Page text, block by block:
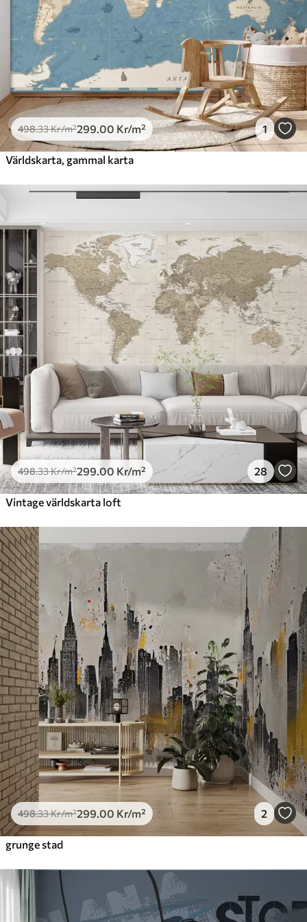
725.00 435 /m²
Peel and Stick
900.00 Kr/m²
498.33Kr/m²299 .00 Kr/m² 1
Världskarta, gammal karta
498.33Kr/m²299 .00 Kr/m² 28
Vintage världskarta loft
498.33Kr/m²299 .00 Kr/m² 2
grunge stad